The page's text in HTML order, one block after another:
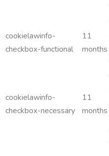
cookielawinfo-
checkbox-functional
11
months
cookielawinfo-
checkbox-necessary
11
months